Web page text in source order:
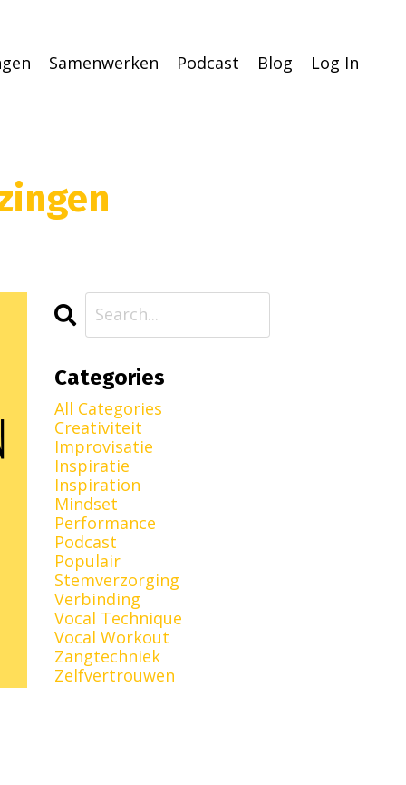
Samenwerken Podcast Blog Log In
Categories
All Categories
Creativiteit
Improvisatie
Inspiratie
Inspiration
Mindset
Performance
Podcast
Populair
Stemverzorging
Verbinding
Vocal Technique
Vocal Workout
Zangtechniek
Zelfvertrouwen